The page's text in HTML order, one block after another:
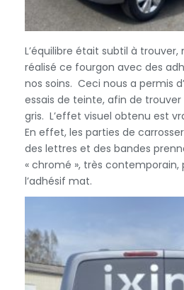
L’équilibre était subtil à trouver,
réalisé ce fourgon avec des
nos soins. Ceci nous a permis
essais de teinte, afin de
gris. L’effet visuel obtenu est
En effet, les parties de
des lettres et des bandes
« chromé », très
l’adhésif mat.